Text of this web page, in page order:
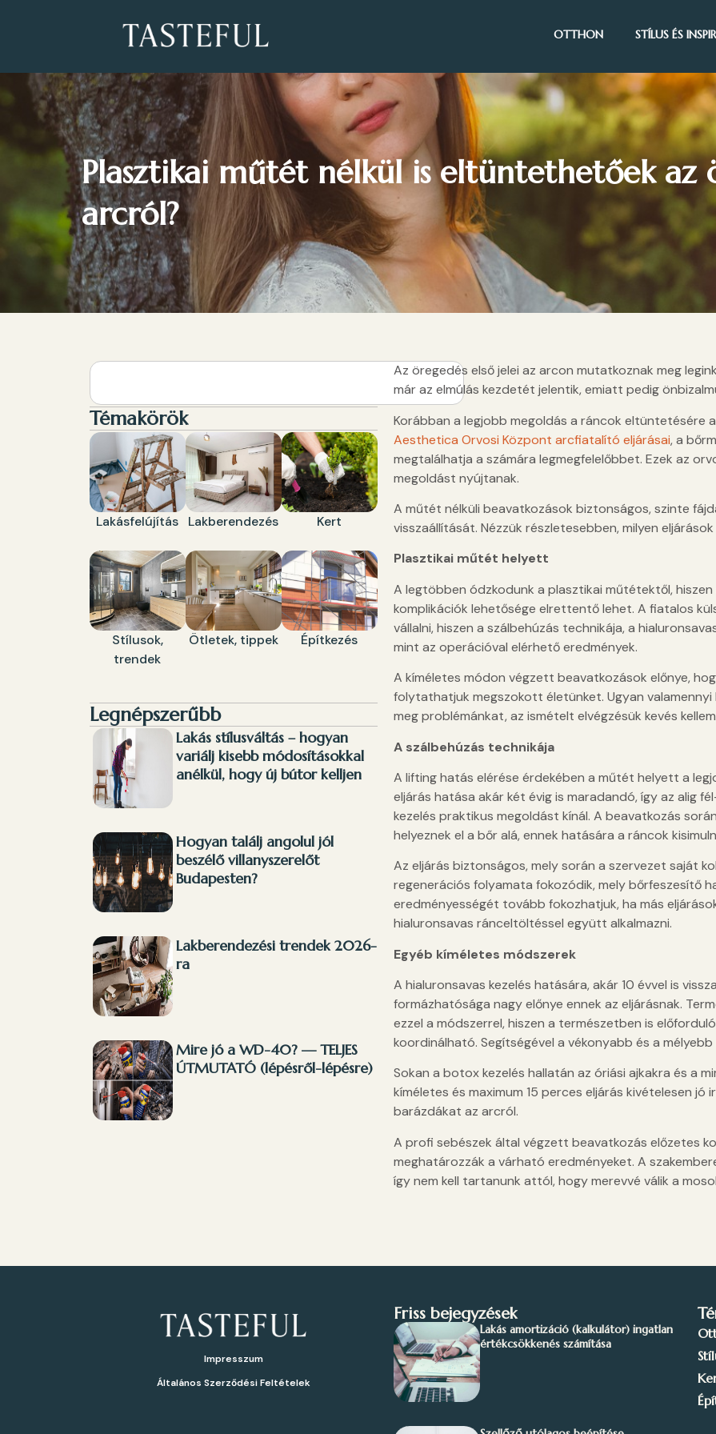
OTTHON STÍLUS ÉS
Plasztikai műtét nélkül is eltüntethetőek az
arcról?
Témakörök
Lakásfelújítás Lakberendezés Kert
Stílusok,
trendek
Ötletek, tippek Építkezés
Legnépszerűbb
Lakás stílusváltás – hogyan
variálj kisebb módosításokkal
anélkül, hogy új bútor kelljen
Hogyan találj angolul jól
beszélő villanyszerelőt
Budapesten?
Lakberendezési trendek 2026-
ra
Mire jó a WD-40? — TELJES
ÚTMUTATÓ (lépésről-lépésre)
Az öregedés első jelei az arcon mutatkoznak meg
már az elmúlás kezdetét jelentik, emiatt pedig
Korábban a legjobb megoldás a ráncok eltüntetésére
Aesthetica Orvosi Központ arcfiatalító eljárásai, a
megtalálhatja a számára legmegfelelőbbet. Ezek az
megoldást nyújtanak.
A műtét nélküli beavatkozások biztonságos, szinte
visszaállítását. Nézzük részletesebben, milyen
Plasztikai műtét helyett
A legtöbben ódzkodunk a plasztikai műtétektől,
komplikációk lehetősége elrettentő lehet. A fiatalos
vállalni, hiszen a szálbehúzás technikája, a
mint az operációval elérhető eredmények.
A kíméletes módon végzett beavatkozások előnye,
folytathatjuk megszokott életünket. Ugyan
meg problémánkat, az ismételt elvégzésük kevés
A szálbehúzás technikája
A lifting hatás elérése érdekében a műtét helyett a
eljárás hatása akár két évig is maradandó, így az alig
kezelés praktikus megoldást kínál. A beavatkozás
helyeznek el a bőr alá, ennek hatására a ráncok
Az eljárás biztonságos, mely során a szervezet saját
regenerációs folyamata fokozódik, mely bőrfeszesítő
eredményességét tovább fokozhatjuk, ha más
hialuronsavas ránceltöltéssel együtt alkalmazni.
Egyéb kíméletes módszerek
A hialuronsavas kezelés hatására, akár 10 évvel is
formázhatósága nagy előnye ennek az eljárásnak.
ezzel a módszerrel, hiszen a természetben is
koordinálható. Segítségével a vékonyabb és a
Sokan a botox kezelés hallatán az óriási ajkakra és a
kíméletes és maximum 15 perces eljárás kivételesen
barázdákat az arcról.
A profi sebészek által végzett beavatkozás előzetes
meghatározzák a várható eredményeket. A
így nem kell tartanunk attól, hogy merevvé válik a
Impresszum
Általános Szerződési Feltételek
Friss bejegyzések
Lakás amortizáció (kalkulátor) ingatlan
értékcsökkenés számítása